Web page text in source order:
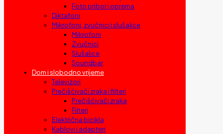
Foto pribor i oprema
Diktafoni
Mikrofoni, zvučnici i slušalice
Mikrofoni
Zvučnici
Slušalice
Soundbar
Dom i slobodno vrijeme
Televizori
Prečišćivači zraka i filteri
Prečišćivači zraka
Filteri
Električna bicikla
Kablovi i adapteri